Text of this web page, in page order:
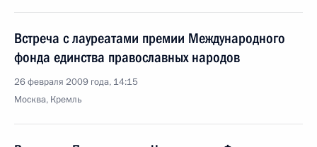
Встреча с лауреатами премии Международного
фонда единства православных народов
26 февраля 2009 года, 14:15
Москва, Кремль